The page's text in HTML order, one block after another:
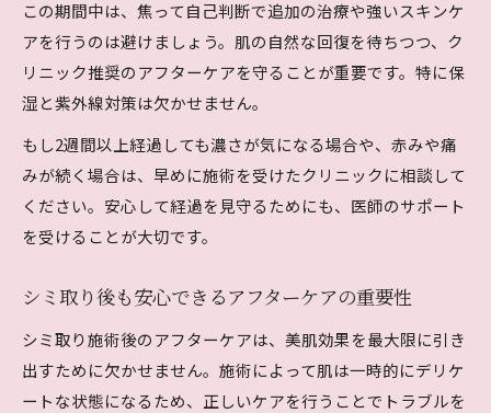
この期間中は、焦って自己判断で追加の治療や強いスキンケ
アを行うのは避けましょう。肌の自然な回復を待ちつつ、ク
リニック推奨のアフターケアを守ることが重要です。特に保
湿と紫外線対策は欠かせません。
もし2週間以上経過しても濃さが気になる場合や、赤みや痛
みが続く場合は、早めに施術を受けたクリニックに相談して
ください。安心して経過を見守るためにも、医師のサポート
を受けることが大切です。
シミ取り後も安心できるアフターケアの重要性
シミ取り施術後のアフターケアは、美肌効果を最大限に引き
出すために欠かせません。施術によって肌は一時的にデリケ
ートな状態になるため、正しいケアを行うことでトラブルを